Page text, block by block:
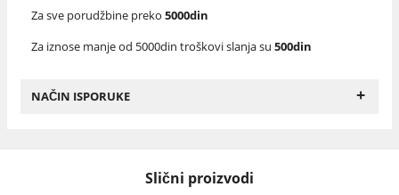
Za sve porudžbine preko 5000din
Za iznose manje od 5000din troškovi slanja su 500din
NAČIN ISPORUKE +
Slični proizvodi